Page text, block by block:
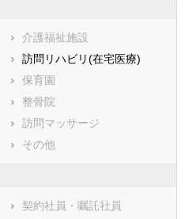
三重県
大阪府
徳島県
介護福祉施設
訪問リハビリ(在宅医療)
保育園
整骨院
訪問マッサージ
その他
契約社員・嘱託社員